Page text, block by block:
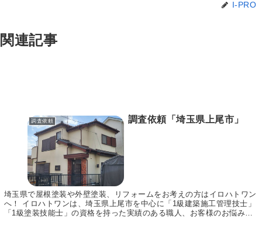
I-PRO
関連記事
調査依頼 調査依頼「埼玉県上尾市」
埼玉県で屋根塗装や外壁塗装、リフォームをお考えの方はイロハトワン
へ！ イロハトワンは、埼玉県上尾市を中心に「1級建築施工管理技士」
「1級塗装技能士」の資格を持った実績のある職人、お客様のお悩みに